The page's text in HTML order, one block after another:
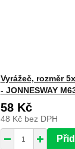
Vyrážeč, rozměr
- JONNESWAY
58 Kč
48 Kč bez DPH